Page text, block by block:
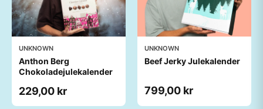
UNKNOWN
Anthon Berg
Chokoladejulekalender
229,00 kr
UNKNOWN
Beef Jerky Julekalender
799,00 kr